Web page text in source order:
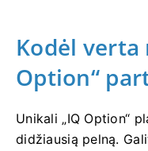
Kodėl
Option“
Unikali „IQ Option“
didžiausią pelną.